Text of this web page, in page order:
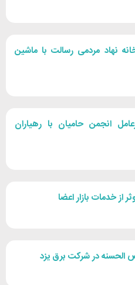
نهاد مردمی رسالت با ماشین
انجمن حامیان با رهیاران
از خدمات بازار اعضا
الحسنه در شرکت برق یزد